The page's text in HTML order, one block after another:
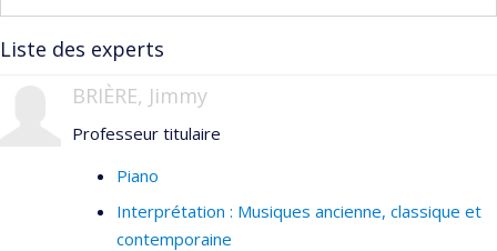
Liste des experts
BRIÈRE, Jimmy
Professeur titulaire
Piano
Interprétation : Musiques ancienne, classique et
contemporaine